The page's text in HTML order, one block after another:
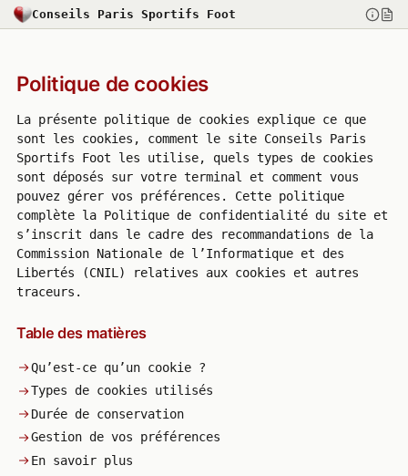
Conseils Paris Sportifs Foot
Politique de cookies
La présente politique de cookies explique ce que
sont les cookies, comment le site Conseils Paris
Sportifs Foot les utilise, quels types de cookies
sont déposés sur votre terminal et comment vous
pouvez gérer vos préférences. Cette politique
complète la Politique de confidentialité du site et
s’inscrit dans le cadre des recommandations de la
Commission Nationale de l’Informatique et des
Libertés (CNIL) relatives aux cookies et autres
traceurs.
Table des matières
Qu’est-ce qu’un cookie ?
Types de cookies utilisés
Durée de conservation
Gestion de vos préférences
En savoir plus